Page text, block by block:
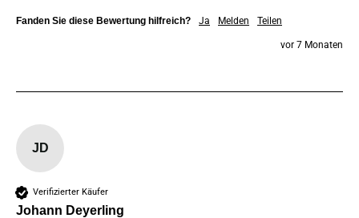
Fanden Sie diese Bewertung hilfreich? Ja Melden Teilen
vor 7 Monaten
JD
Verifizierter Käufer
Johann Deyerling